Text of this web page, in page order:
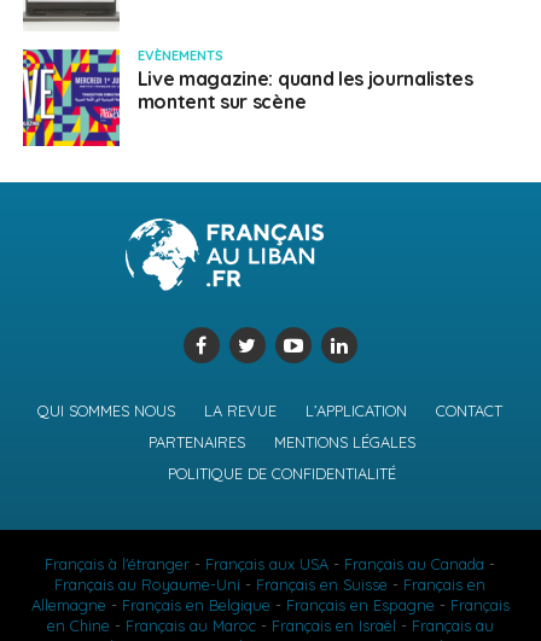
EVÈNEMENTS
Live magazine: quand les journalistes
montent sur scène
QUI SOMMES NOUS LA REVUE L’APPLICATION
CONTACT
PARTENAIRES
MENTIONS LÉGALES
POLITIQUE DE CONFIDENTIALITÉ
Français à l'étranger - Français aux USA - Français au Canada -
Français au Royaume-Uni - Français en Suisse - Français en
Allemagne - Français en Belgique - Français en Espagne - Français
en Chine - Français au Maroc- Français en Israël - Français au